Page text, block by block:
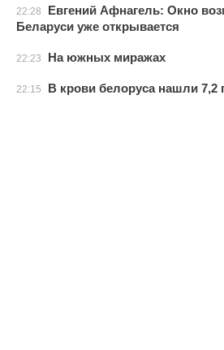
22:28
Евгений Афнагель: Окно
Беларуси уже открывается
22:23 На южных миражах
22:15 В крови белоруса нашли 7,2